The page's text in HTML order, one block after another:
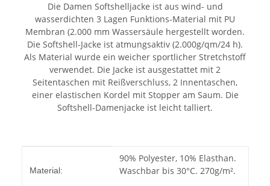
Die Damen Softshelljacke ist aus wind- und
wasserdichten 3 Lagen Funktions-Material mit PU
Membran (2.000 mm Wassersäule hergestellt worden.
Die Softshell-Jacke ist atmungsaktiv (2.000g/qm/24 h).
Als Material wurde ein weicher sportlicher Stretchstoff
verwendet. Die Jacke ist ausgestattet mit 2
Seitentaschen mit Reißverschluss, 2 Innentaschen,
einer elastischen Kordel mit Stopper am Saum. Die
Softshell-Damenjacke ist leicht talliert.
Material:
90% Polyester, 10% Elasthan.
Waschbar bis 30°C. 270g/m².